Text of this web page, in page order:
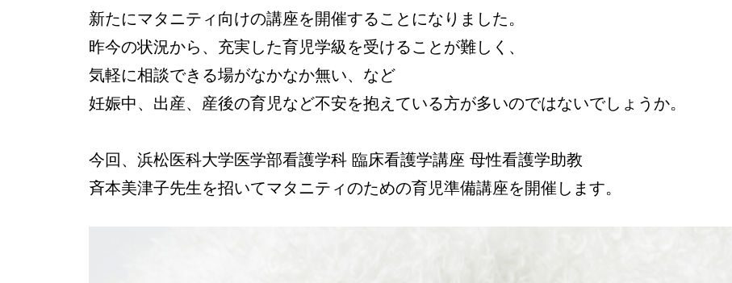
新たにマタニティ向けの講座を開催することになりました。
昨今の状況から、充実した育児学級を受けることが難しく、
気軽に相談できる場がなかなか無い、など
妊娠中、出産、産後の育児など不安を抱えている方が多いのではないでしょうか。
今回、浜松医科大学医学部看護学科 臨床看護学講座 母性看護学助教
斉本美津子先生を招いてマタニティのための育児準備講座を開催します。